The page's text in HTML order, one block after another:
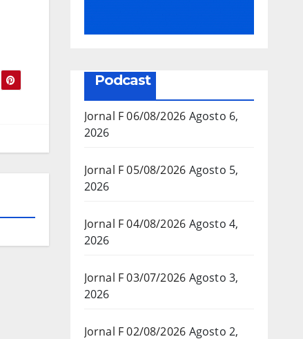
Podcast
Jornal F 06/08/2026 Agosto 6,
2026
Jornal F 05/08/2026 Agosto 5,
2026
Jornal F 04/08/2026 Agosto 4,
2026
Jornal F 03/07/2026 Agosto 3,
2026
Jornal F 02/08/2026 Agosto 2,